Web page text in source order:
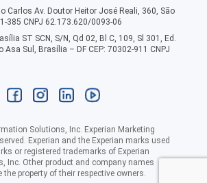
Carlos Av. Doutor Heitor José Reali, 360, São
385 CNPJ 62.173.620/0093-06
ST SCN, S/N, Qd 02, Bl C, 109, Sl 301, Ed.
Asa Sul, Brasília – DF CEP: 70302-911 CNPJ
Solutions, Inc. Experian Marketing
Experian and the Experian marks used
or registered trademarks of Experian
Inc. Other product and company names
the property of their respective owners.